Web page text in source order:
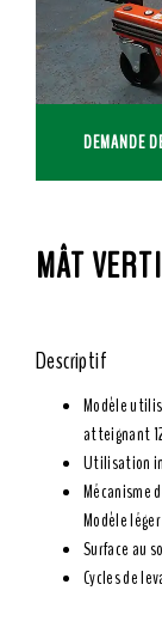
DEMANDE
MÂT
Descriptif
Modèle
atteignant
Utilisation
Mécanisme
Modèle
Surface au
Cycles de